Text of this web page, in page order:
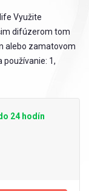
Využite
difúzerom tom
alebo zamatovom
1,
24 hodín